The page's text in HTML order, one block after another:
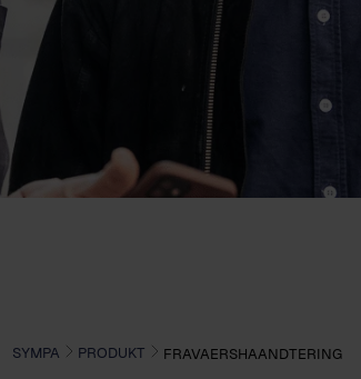
SYMPA PRODUKT FRAVAERSHAANDTERING